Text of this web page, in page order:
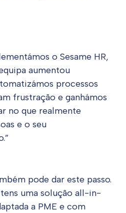
o Sesame HR,
aumentou
processos
frustração e ganhámos
no que realmente
e o seu
pode dar este passo.
uma solução all-in-
a PME e com